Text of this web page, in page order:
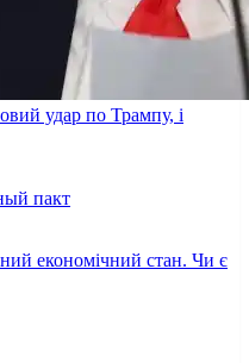
удар по Трампу, і
пакт
економічний стан. Чи є